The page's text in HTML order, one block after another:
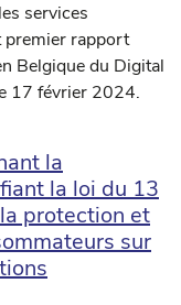
services
premier rapport
Belgique du Digital
17 février 2024.
la
la loi du 13
protection et
sur